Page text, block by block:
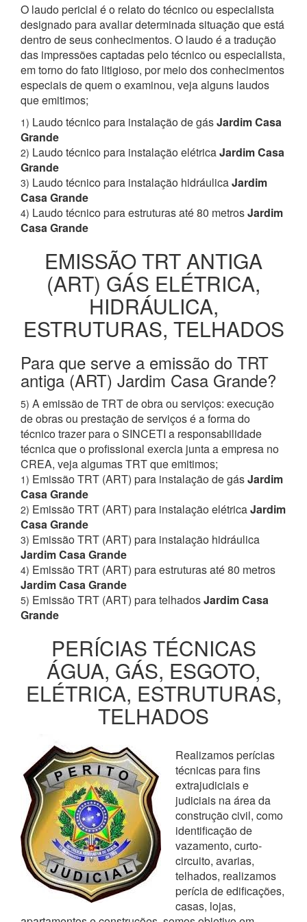
O laudo pericial é o relato do técnico ou especialista
designado para avaliar determinada situação que está
dentro de seus conhecimentos. O laudo é a tradução
das impressões captadas pelo técnico ou especialista,
em torno do fato litigioso, por meio dos conhecimentos
especiais de quem o examinou, veja alguns laudos
que emitimos;
1) Laudo técnico para instalação de gásJardim Casa
Grande
2) Laudo técnico para instalação elétricaJardim Casa
Grande
3) Laudo técnico para instalação hidráulicaJardim
Casa Grande
4) Laudo técnico para estruturas até 80 metrosJardim
Casa Grande
EMISSÃO TRT ANTIGA
(ART) GÁS ELÉTRICA,
HIDRÁULICA,
ESTRUTURAS, TELHADOS
Para que serve a emissão do TRT
antiga (ART) Jardim Casa Grande?
5) A emissão de TRT de obra ou serviços: execução
de obras ou prestação de serviços é a forma do
técnico trazer para o SINCETI a responsabilidade
técnica que o profissional exercia junta a empresa no
CREA, veja algumas TRT que emitimos;
1) Emissão TRT (ART) para instalação de gásJardim
Casa Grande
2) Emissão TRT (ART) para instalação elétricaJardim
Casa Grande
3) Emissão TRT (ART) para instalação hidráulica
Jardim Casa Grande
4) Emissão TRT (ART) para estruturas até 80 metros
Jardim Casa Grande
5) Emissão TRT (ART) para telhadosJardim Casa
Grande
PERÍCIAS TÉCNICAS
ÁGUA, GÁS, ESGOTO,
ELÉTRICA, ESTRUTURAS,
TELHADOS
Realizamos perícias
técnicas para fins
extrajudiciais e
judiciais na área da
construção civil, como
identificação de
vazamento, curto-
circuito, avarias,
telhados, realizamos
perícia de edificações,
casas, lojas,